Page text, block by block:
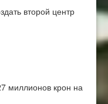
второй центр
миллионов крон на